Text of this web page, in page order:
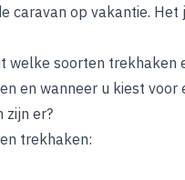
caravan op vakantie.
welke soorten
en wanneer u kiest
zijn er?
trekhaken: